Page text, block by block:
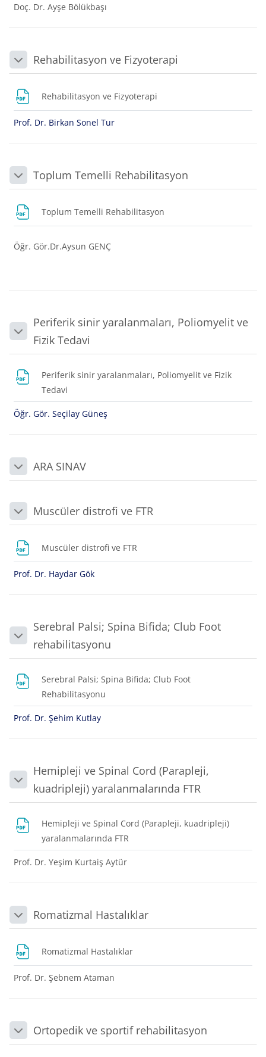
Doç. Dr. Ayşe Bölükbaşı
DaraltRehabilitasyon ve Fizyoterapi
Rehabilitasyon ve Fizyoterapi
Prof. Dr. Birkan Sonel Tur
DaraltToplum Temelli Rehabilitasyon
Toplum Temelli Rehabilitasyon
Öğr. Gör.Dr.Aysun GENÇ
Daralt
Periferik sinir yaralanmaları, Poliomyelit ve
Fizik Tedavi
Periferik sinir yaralanmaları, Poliomyelit ve Fizik
Tedavi
Öğr. Gör. Seçilay Güneş
DaraltARA SINAV
DaraltMuscüler distrofi ve FTR
Muscüler distrofi ve FTR
Prof. Dr. Haydar Gök
Daralt
Serebral Palsi; Spina Bifida; Club Foot
rehabilitasyonu
Serebral Palsi; Spina Bifida; Club Foot
Rehabilitasyonu
Prof. Dr. Şehim Kutlay
Daralt
Hemipleji ve Spinal Cord (Parapleji,
kuadripleji) yaralanmalarında FTR
Hemipleji ve Spinal Cord (Parapleji, kuadripleji)
yaralanmalarında FTR
Prof. Dr. Yeşim Kurtaiş Aytür
DaraltRomatizmal Hastalıklar
Romatizmal Hastalıklar
Prof. Dr. Şebnem Ataman
DaraltOrtopedik ve sportif rehabilitasyon